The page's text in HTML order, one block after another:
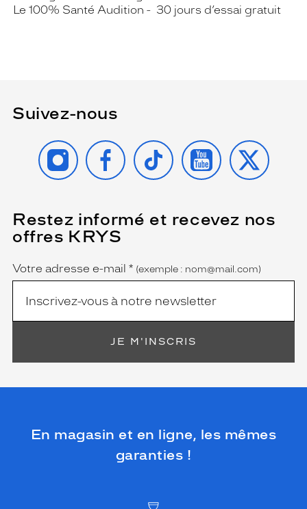
Le 100% Santé Audition
30 jours d’essai gratuit
Suivez-nous
INSTAGRAMFACEBOOK
TIKTOK YOUTUBE
X
Restez informé et recevez nos
offres KRYS
Name
Votre adresse e-mail *
(Ce
champ
est
obligatoire)
(exemple : nom@mail.com)
JE M'INSCRIS
En magasin et en ligne, les mêmes
garanties !